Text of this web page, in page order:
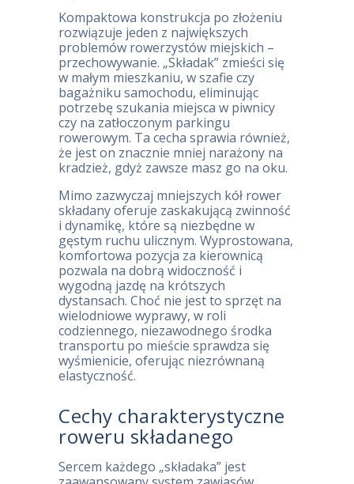
Kompaktowa konstrukcja po złożeniu
rozwiązuje jeden z największych
problemów rowerzystów miejskich –
przechowywanie. „Składak” zmieści się
w małym mieszkaniu, w szafie czy
bagażniku samochodu, eliminując
potrzebę szukania miejsca w piwnicy
czy na zatłoczonym parkingu
rowerowym. Ta cecha sprawia również,
że jest on znacznie mniej narażony na
kradzież, gdyż zawsze masz go na oku.
Mimo zazwyczaj mniejszych kół rower
składany oferuje zaskakującą zwinność
i dynamikę, które są niezbędne w
gęstym ruchu ulicznym. Wyprostowana,
komfortowa pozycja za kierownicą
pozwala na dobrą widoczność i
wygodną jazdę na krótszych
dystansach. Choć nie jest to sprzęt na
wielodniowe wyprawy, w roli
codziennego, niezawodnego środka
transportu po mieście sprawdza się
wyśmienicie, oferując niezrównaną
elastyczność.
Cechy charakterystyczne
roweru składanego
Sercem każdego „składaka” jest